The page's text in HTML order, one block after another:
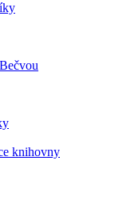
knihovny